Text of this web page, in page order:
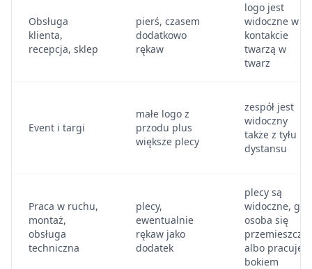
Obsługa
klienta,
recepcja, sklep
pierś, czasem
dodatkowo
rękaw
logo jest
widoczne w
kontakcie
twarzą w
twarz
Event i targi
małe logo z
przodu plus
większe plecy
zespół jest
widoczny
także z tyłu i z
dystansu
Praca w ruchu,
montaż,
obsługa
techniczna
plecy,
ewentualnie
rękaw jako
dodatek
plecy są
widoczne, gdy
osoba się
przemieszcza
albo pracuje
bokiem